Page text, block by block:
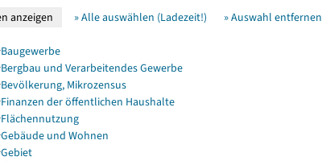
» Alle auswählen (Ladezeit!) » Auswahl entfernen
Baugewerbe
Bergbau und Verarbeitendes Gewerbe
Bevölkerung, Mikrozensus
Finanzen der öffentlichen Haushalte
Flächennutzung
Gebäude und Wohnen
Gebiet